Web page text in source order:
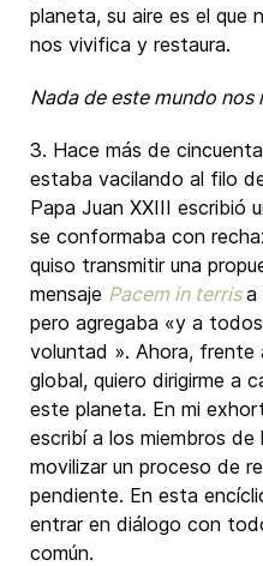
planeta, su aire es el que
nos vivifica y restaura.
Nada de este mundo
3. Hace más de
estaba vacilando al filo
Papa Juan XXIII escribió
se conformaba con
quiso transmitir una
mensaje Pacem in terris a
pero agregaba «y a
voluntad ». Ahora, frente
global, quiero dirigirme a
este planeta. En mi
escribí a los miembros de
movilizar un proceso de
pendiente. En esta
entrar en diálogo con
común.